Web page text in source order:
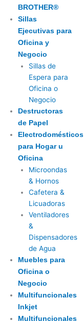
BROTHER®
Sillas
Ejecutivas para
Oficina y
Negocio
Sillas de
Espera para
Oficina o
Negocio
Destructoras
de Papel
Electrodomésticos
para Hogar u
Oficina
Microondas
& Hornos
Cafetera &
Licuadoras
Ventiladores
&
Dispensadores
de Agua
Muebles para
Oficina o
Negocio
Multifuncionales
Inkjet
Multifuncionales